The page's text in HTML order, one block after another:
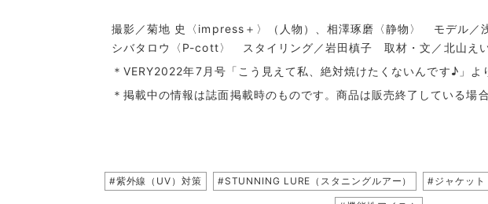
撮影／菊地 史〈impress＋〉（人物）、相澤琢磨〈静物〉 モデル／
シバタロウ〈P-cott〉 スタイリング／岩田槙子 取材・文／北山え
＊VERY2022年7月号「こう見えて私、絶対焼けたくないんです♪」よ
＊掲載中の情報は誌面掲載時のものです。商品は販売終了している場
#紫外線（UV）対策 #STUNNING LURE（スタニングルアー） #ジャケット